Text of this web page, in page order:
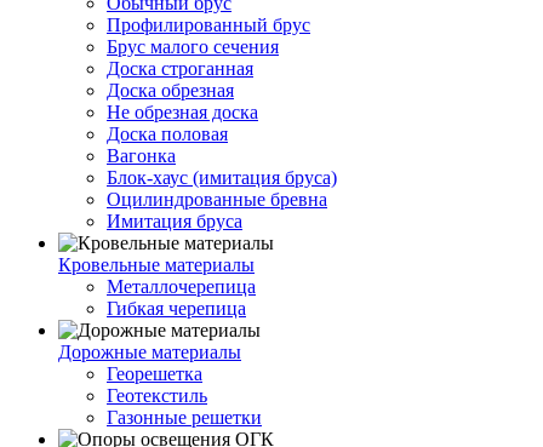
Профилированный брус
Брус малого сечения
Доска строганная
Доска обрезная
Не обрезная доска
Доска половая
Вагонка
Блок-хаус (имитация бруса)
Оцилиндрованные бревна
Имитация бруса
Кровельные материалы
Металлочерепица
Гибкая черепица
Дорожные материалы
Георешетка
Геотекстиль
Газонные решетки